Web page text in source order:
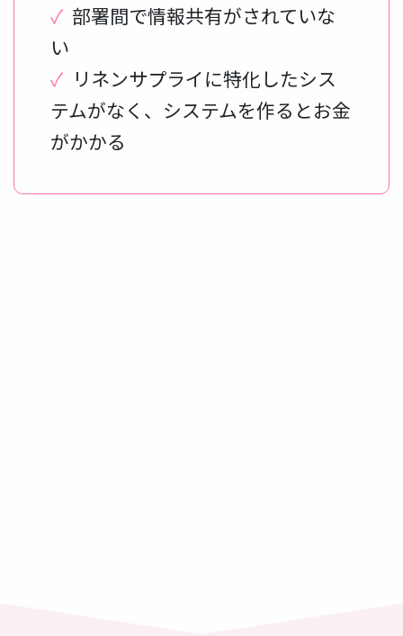
✓ 部署間で情報共有がされていな
い
✓ リネンサプライに特化したシス
テムがなく、システムを作るとお金
がかかる